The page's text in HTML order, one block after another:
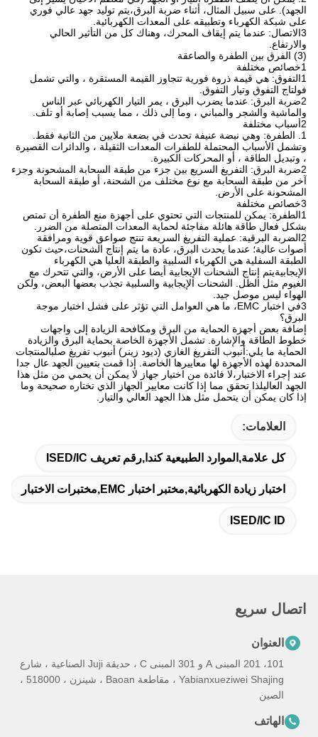
الجهد). على سبيل المثال، أثناء ضربة البرق،يتم توليد جهد عالي فوري
على شبكة الكهرباء وتطبيقه على المعدات الكهربائية.
3الاتصال: عندما يتم إيقاف المحرك، وهناك كل من التأثير الحالي
والارتفاع.
(3) الفرق بين الطفرة والصاعقة
1خصائص مختلفة
1التفوق: هي قيمة ذروة فورية تتجاوز القيمة المستقرة ، والتي تشمل
فولتاج التفوق وتيار التفوق.
2ضربة البرق: عندما يضرب البرق ، يمر التيار الكهربائي عبر الناس
والماشية والشجر والمباني ، وما إلى ذلك ، مما يسبب إصابة أو تلف.
2أسباب مختلفة
1. الطفرة: وهي نبضة عنيفة تحدث في بضعة ملايين من الثانية فقط.
وتشمل الأسباب المحتملة للطفرات المعدات الثقيلة ، والدائرات القصيرة
، وتبديل الطاقة ، أو المحركات الكبيرة.
2ضربة البرق: التفريغ السريع بين جزء من طبقة السحابة المشحونة وجزء
آخر من طبقة السحابة مع نوع مختلف من الشحنة، أو طبقة السحابة
المشحونة على الأرض.
3خصائص مختلفة
1الطفرة: يمكن للمنتجات التي تحتوي على أجهزة منع الطفرة أن تمتص
بشكل فعال طاقة هائلة مفاجئة لحماية المعدات المتصلة من الضرر.
2الضربة البرقية: عملية التفريغ السريعة تنتج صواعق قوية ومرافقة
أصوات عالية؛ عندما يحدث البرق، عادة ما يتم إنتاج الشحنات،حيث تكون
الطبقة السفلية هي الكهرباء السلبية والطبقة العليا هي الكهرباء
الإيجابيةيتم إنتاج الشحنات الإيجابية أيضا على الأرض، والتي تتحرك مع
الغيوم مثل الظل. الشحنات الإيجابية والسلبية تجذب بعضها البعض، ولكن
الهواء ليس موصل جيد.
3في اختبار EMC، ما هي العوامل التي تؤثر على فشل اختبار موجة
البرق؟
إضافة بعض أجهزة الحماية من البرق ومكافحة الزيادة إلى واجهات
خطوط الطاقة والإشارة. تشمل الأجهزة الخاصة بحماية البرق والزيادة
الحماية ما يلي:أنبوب التفريغ الغازي (ديود زينر) أنبوب تفريغ صلبالمنتجات
المحددة لهذه الأجهزة لها معاييرها الخاصة. إذا قمت بتعيين الجهد عال جدا
عند إجراء الاختبار،لا فائدة من اختيار جهاز لا يمكن أن يحمي من مثل هذا
الجهد العاليلذا تحقق مما إذا كانت معايير الجهاز الذي تختاره صحيحة وما
إذا كان يمكن أن يتحمل مثل هذا الجهد العالي والتيار.
العلامات:
كل علامة,الموارد الطبيعية كندا,رقم تعريف ISED/IC
اختبار زيادة الكهربائية,مختبر اختبار EMC,مختبرات الاختبار
ISED/IC ID
اتصال سريع
العنوان
101، 201 المبنى A و 301 المبنى C ، حديقة Juji الصناعية ، شارع
Yabianxueziwei Shajing ، مقاطعة Baoan ، شينزن ، 518000 ،
الصين
الهاتف